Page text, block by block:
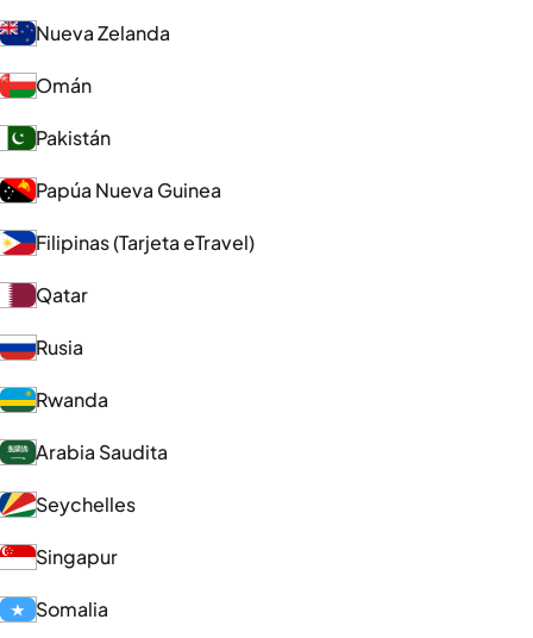
Nueva Zelanda
Omán
Pakistán
Papúa Nueva Guinea
Filipinas (Tarjeta eTravel)
Qatar
Rusia
Rwanda
Arabia Saudita
Seychelles
Singapur
Somalia